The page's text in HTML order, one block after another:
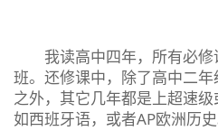
我读高中四年，所有必修
班。还修课中，除了高中二
之外，其它几年都是上超速
如西班牙语，或者AP欧洲历